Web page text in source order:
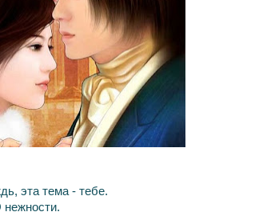
эта тема - тебе.
нежности.